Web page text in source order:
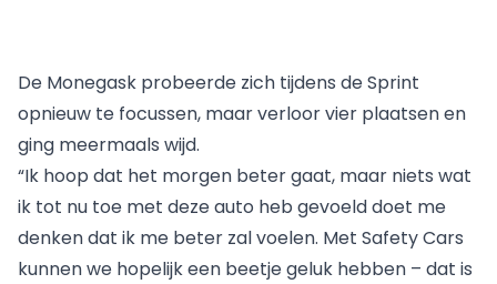
De Monegask probeerde zich tijdens de Sprint
opnieuw te focussen, maar verloor vier plaatsen en
ging meermaals wijd.
“Ik hoop dat het morgen beter gaat, maar niets wat
ik tot nu toe met deze auto heb gevoeld doet me
denken dat ik me beter zal voelen. Met Safety Cars
kunnen we hopelijk een beetje geluk hebben – dat is